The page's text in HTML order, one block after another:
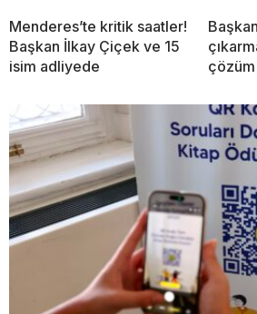
Menderes’te kritik saatler!
Başkan İlkay Çiçek ve 15
isim adliyede